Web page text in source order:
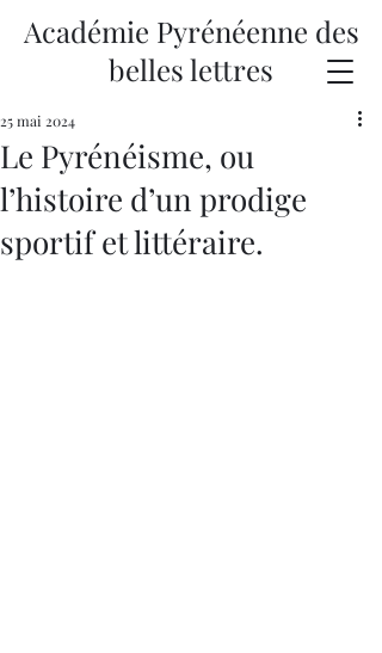
Académie Pyrénéenne des
belles lettres
Le Pyrénéisme, ou
l’histoire d’un prodige
sportif et littéraire.
25 mai 2024